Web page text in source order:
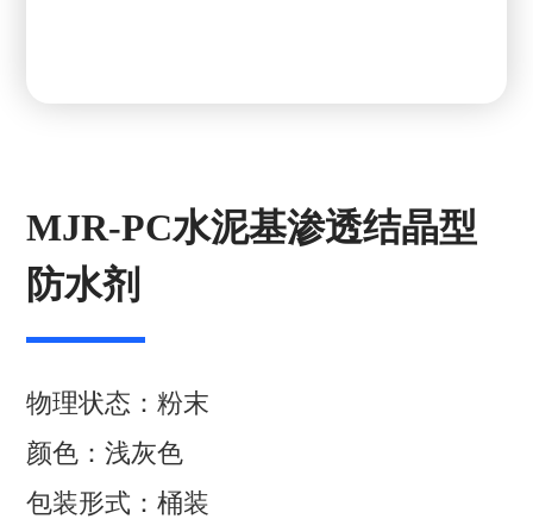
MJR-PC水泥基渗透结晶型
防水剂
物理状态：粉末
颜色：浅灰色
包装形式：桶装